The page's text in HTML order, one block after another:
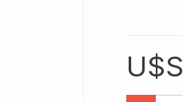
U$S